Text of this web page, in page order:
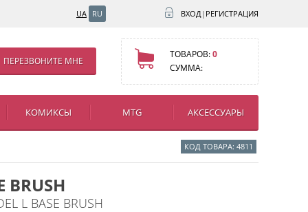
UA RU ВХОД| РЕГИСТРАЦИЯ
ПЕРЕЗВОНИТЕ МНЕ
ТОВАРОВ:0
СУММА:
КОМИКСЫ MTG АКСЕССУАРЫ
КОД ТОВАРА: 4811
BRUSH
L BASE BRUSH